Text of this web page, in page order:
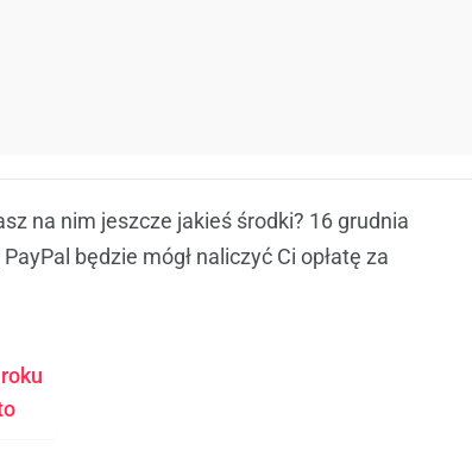
na nim jeszcze jakieś środki? 16 grudnia
będzie mógł naliczyć Ci opłatę za